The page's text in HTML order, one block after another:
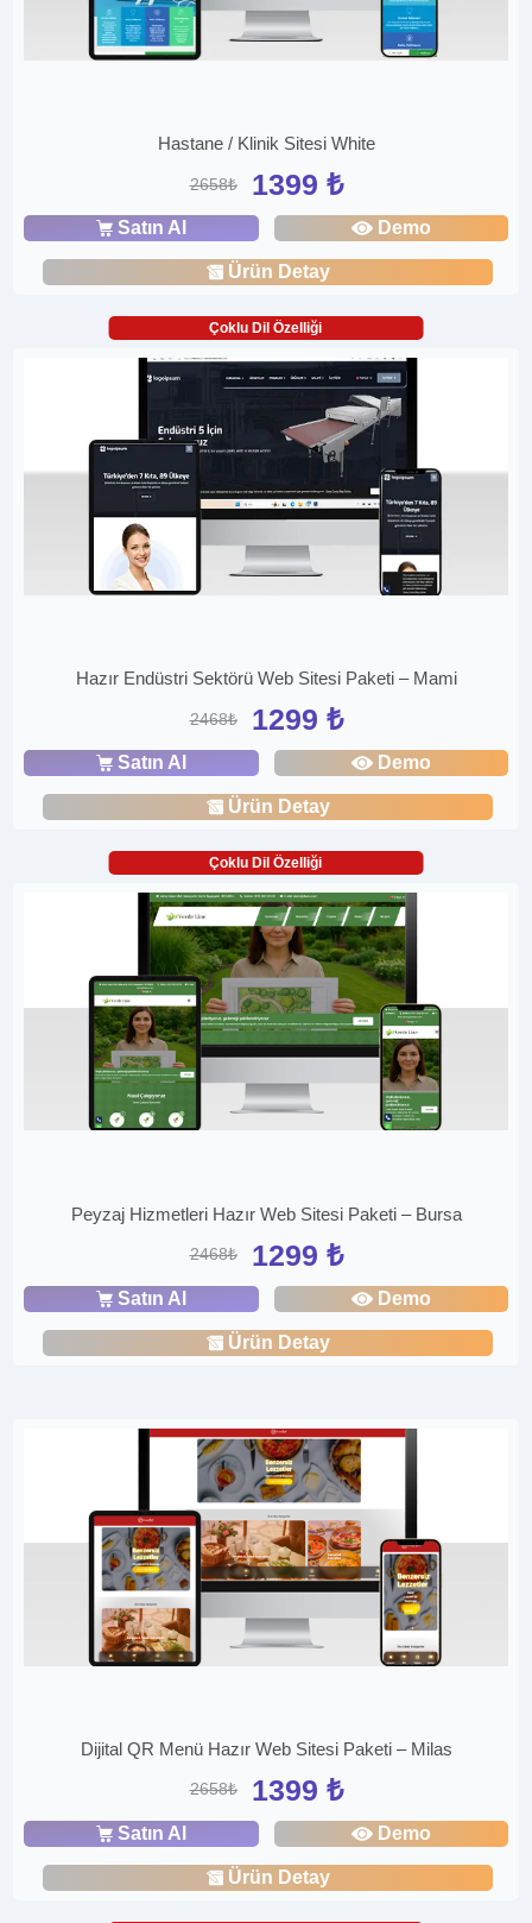
Hastane / Klinik Sitesi White
2658₺ 1399 ₺
Satın Al Demo
Ürün Detay
Çoklu Dil Özelliği
Hazır Endüstri Sektörü Web Sitesi Paketi – Mami
2468₺ 1299 ₺
Satın Al Demo
Ürün Detay
Çoklu Dil Özelliği
Peyzaj Hizmetleri Hazır Web Sitesi Paketi – Bursa
2468₺ 1299 ₺
Satın Al Demo
Ürün Detay
Dijital QR Menü Hazır Web Sitesi Paketi – Milas
2658₺ 1399 ₺
Satın Al Demo
Ürün Detay